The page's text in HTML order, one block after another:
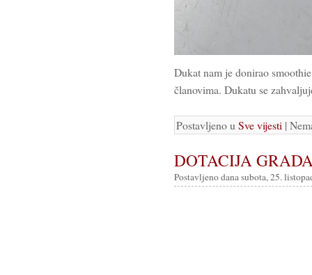
Dukat nam je donirao
članovima. Dukatu se
Postavljeno u Sve vijesti |
DOTACIJA
Postavljeno dana subota, 25.